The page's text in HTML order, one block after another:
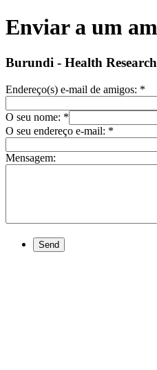
Enviar a um
Burundi - Health
Endereço(s) e-mail de amigos: *
O seu nome: *
O seu endereço e-mail: *
Mensagem:
Send